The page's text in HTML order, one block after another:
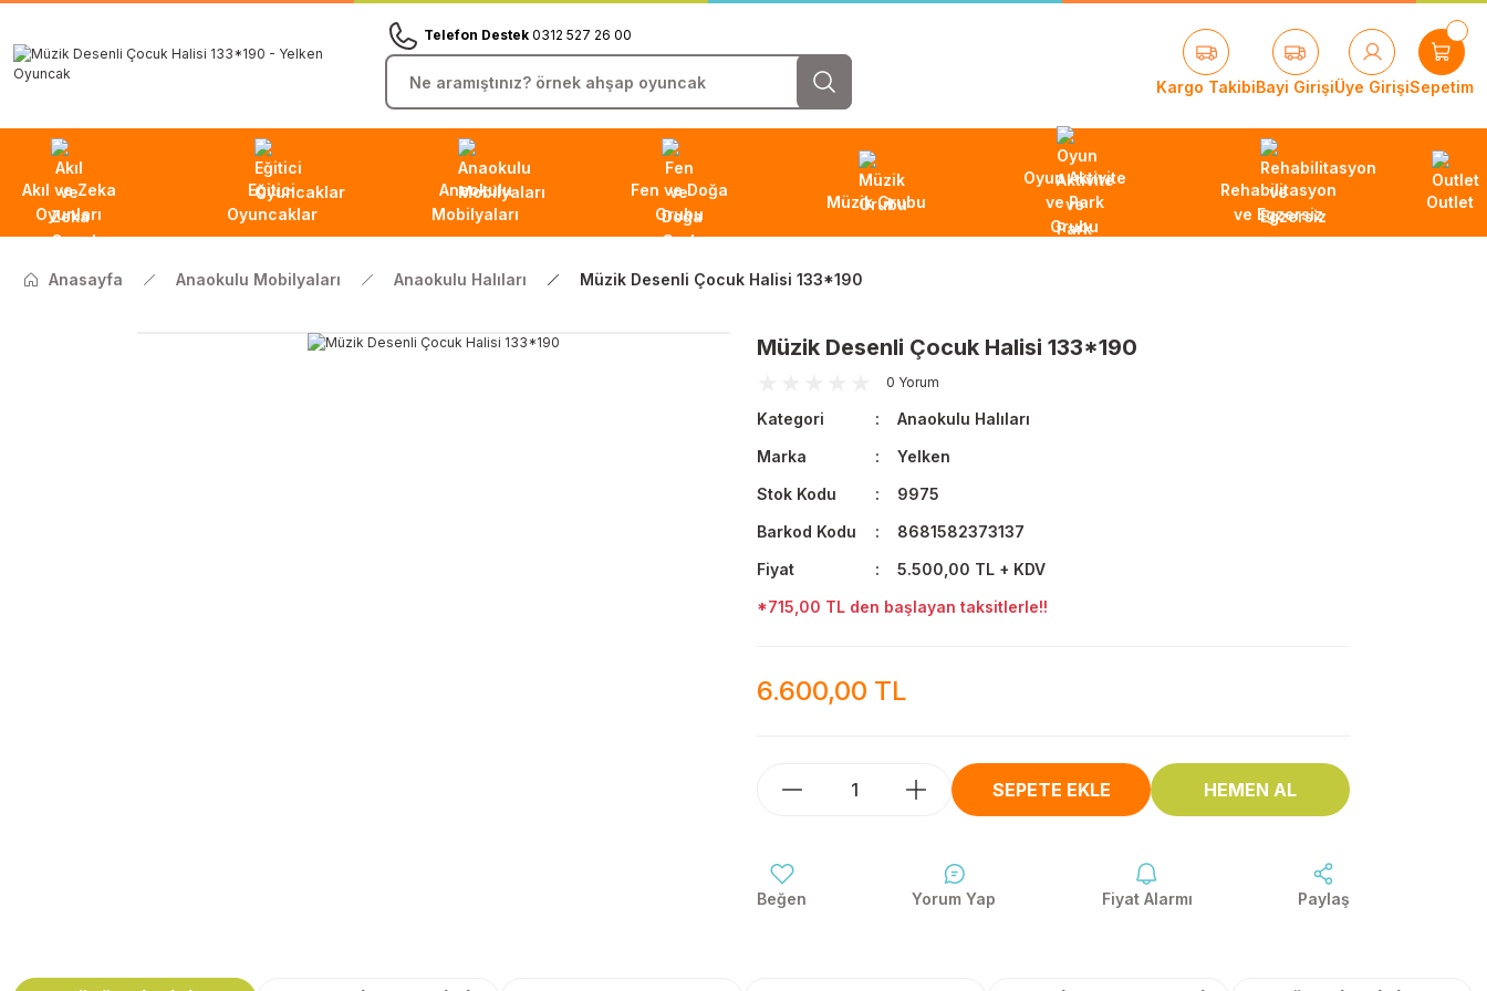
Telefon Destek 0312 527 26 00
Kargo TakibiBayi GirişiÜye GirişiSepetim
Akıl ve Zeka
Oyunları
Eğitici
Oyuncaklar
Anaokulu
Mobilyaları
Fen ve Doğa
Grubu
Müzik Grubu
Oyun Aktivite
ve Park
Grubu
Rehabilitasyon
ve Egzersiz
Outlet
Anasayfa Anaokulu Mobilyaları Anaokulu Halıları Müzik Desenli Çocuk Halisi 133*190
Müzik Desenli Çocuk Halisi 133*190
0 Yorum
Kategori
Anaokulu Halıları
Marka
Yelken
Stok Kodu
9975
Barkod Kodu
8681582373137
Fiyat
5.500,00 TL + KDV
*715,00 TL den başlayan taksitlerle!!
6.600,00 TL
SEPETE EKLE HEMEN AL
Yorum Yap Fiyat Alarmı Paylaş